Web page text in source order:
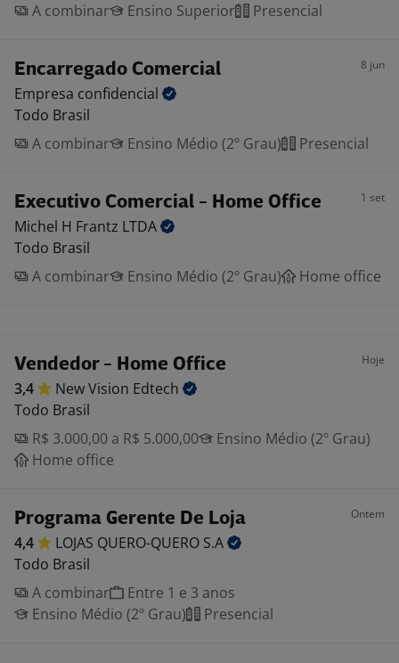
A combinar
Ensino Superior Presencial
Encarregado Comercial 8 jun
Empresa confidencial
Todo Brasil
A combinar
Ensino Médio (2º Grau) Presencial
Executivo Comercial - Home Office 1 set
Michel H Frantz LTDA
Todo Brasil
A combinar
Ensino Médio (2º Grau) Home office
Vendedor - Home Office Hoje
3,4 New Vision Edtech
Todo Brasil
R$ 3.000,00 a R$ 5.000,00
Ensino Médio (2º Grau)
Home office
Programa Gerente De Loja Ontem
4,4 LOJAS QUERO-QUERO S.A
Todo Brasil
A combinar
Entre 1 e 3 anos
Ensino Médio (2º Grau)
Presencial